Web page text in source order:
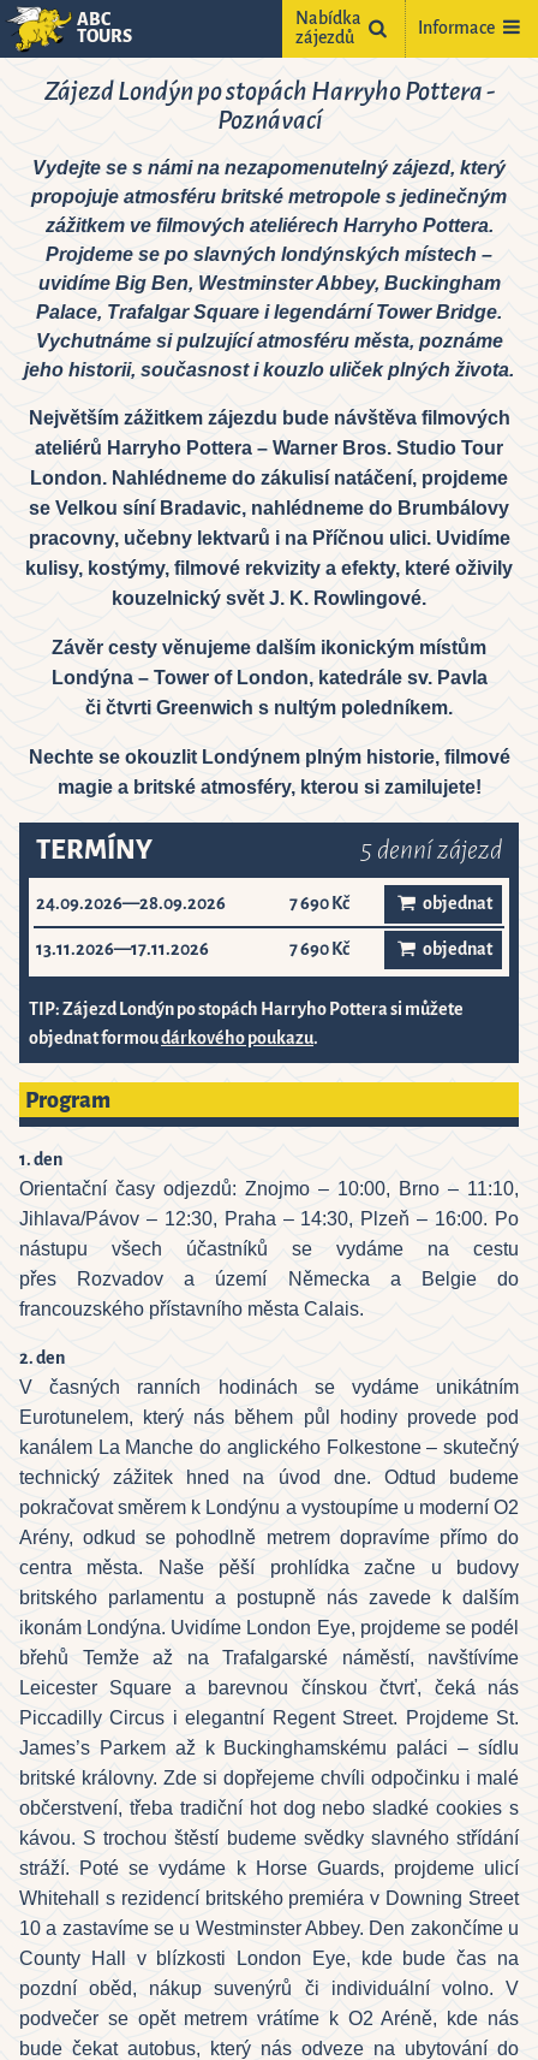
ABC
TOURS Informace
Nabídka
zájezdů
ne
2
9
16
23
30
6
Zájezd Londýn po stopách Harryho Pottera -
Poznávací
Vydejte se s námi na nezapomenutelný zájezd, který
propojuje atmosféru britské metropole s jedinečným
zážitkem ve filmových ateliérech Harryho Pottera.
Projdeme se po slavných londýnských místech –
uvidíme Big Ben, Westminster Abbey, Buckingham
Palace, Trafalgar Square i legendární Tower Bridge.
Vychutnáme si pulzující atmosféru města, poznáme
jeho historii, současnost i kouzlo uliček plných života.
Největším zážitkem zájezdu bude návštěva filmových
ateliérů Harryho Pottera – Warner Bros. Studio Tour
London. Nahlédneme do zákulisí natáčení, projdeme
se Velkou síní Bradavic, nahlédneme do Brumbálovy
pracovny, učebny lektvarů i na Příčnou ulici. Uvidíme
kulisy, kostýmy, filmové rekvizity a efekty, které oživily
kouzelnický svět J. K. Rowlingové.
Závěr cesty věnujeme dalším ikonickým místům
Londýna – Tower of London, katedrále sv. Pavla
či čtvrti Greenwich s nultým poledníkem.
Nechte se okouzlit Londýnem plným historie, filmové
magie a britské atmosféry, kterou si zamilujete!
TERMÍNY 5 denní zájezd
24.09.2026—28.09.2026 7 690 Kč
objednat
13.11.2026—17.11.2026
7 690 Kč objednat
TIP: Zájezd Londýn po stopách Harryho Pottera si můžete
objednat formoudárkového poukazu.
Program
1. den
Orientační časy odjezdů: Znojmo – 10:00, Brno – 11:10,
Jihlava/Pávov – 12:30, Praha – 14:30, Plzeň – 16:00. Po
nástupu všech účastníků se vydáme na cestu
přes Rozvadov a území Německa a Belgie do
francouzského přístavního města Calais.
2. den
V časných ranních hodinách se vydáme unikátním
Eurotunelem, který nás během půl hodiny provede pod
kanálem La Manche do anglického Folkestone – skutečný
technický zážitek hned na úvod dne. Odtud budeme
pokračovat směrem k Londýnu a vystoupíme u moderní O2
Arény, odkud se pohodlně metrem dopravíme přímo do
centra města. Naše pěší prohlídka začne u budovy
britského parlamentu a postupně nás zavede k dalším
ikonám Londýna. Uvidíme London Eye, projdeme se podél
břehů Temže až na Trafalgarské náměstí, navštívíme
Leicester Square a barevnou čínskou čtvrť, čeká nás
Piccadilly Circus i elegantní Regent Street. Projdeme St.
James’s Parkem až k Buckinghamskému paláci – sídlu
britské královny. Zde si dopřejeme chvíli odpočinku i malé
občerstvení, třeba tradiční hot dog nebo sladké cookies s
kávou. S trochou štěstí budeme svědky slavného střídání
stráží. Poté se vydáme k Horse Guards, projdeme ulicí
Whitehall s rezidencí britského premiéra v Downing Street
10 a zastavíme se u Westminster Abbey. Den zakončíme u
County Hall v blízkosti London Eye, kde bude čas na
pozdní oběd, nákup suvenýrů či individuální volno. V
podvečer se opět metrem vrátíme k O2 Aréně, kde nás
bude čekat autobus, který nás odveze na ubytování do